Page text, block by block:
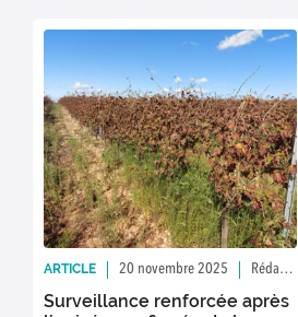
ARTICLE 20 novembre 2025 Rédaction : LD
Surveillance renforcée après